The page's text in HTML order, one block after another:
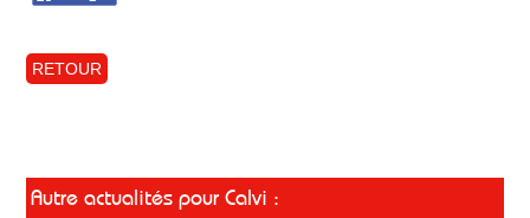
RETOUR
Autre actualités pour Calvi :